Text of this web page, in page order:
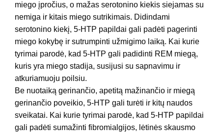
miego įpročius, o mažas serotonino kiekis siejamas su
nemiga ir kitais miego sutrikimais. Didindami
serotonino kiekį, 5-HTP papildai gali padėti pagerinti
miego kokybę ir sutrumpinti užmigimo laiką. Kai kurie
tyrimai parodė, kad 5-HTP gali padidinti REM miegą,
kuris yra miego stadija, susijusi su sapnavimu ir
atkuriamuoju poilsiu.
Be nuotaiką gerinančio, apetitą mažinančio ir miegą
gerinančio poveikio, 5-HTP gali turėti ir kitų naudos
sveikatai. Kai kurie tyrimai parodė, kad 5-HTP papildai
gali padėti sumažinti fibromialgijos, lėtinės skausmo